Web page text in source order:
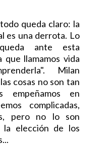
queda claro: la
es una derrota. Lo
ante esta
llamamos vida
Milan
cosas no son tan
empeñamos en
complicadas,
pero no lo son
la elección de los